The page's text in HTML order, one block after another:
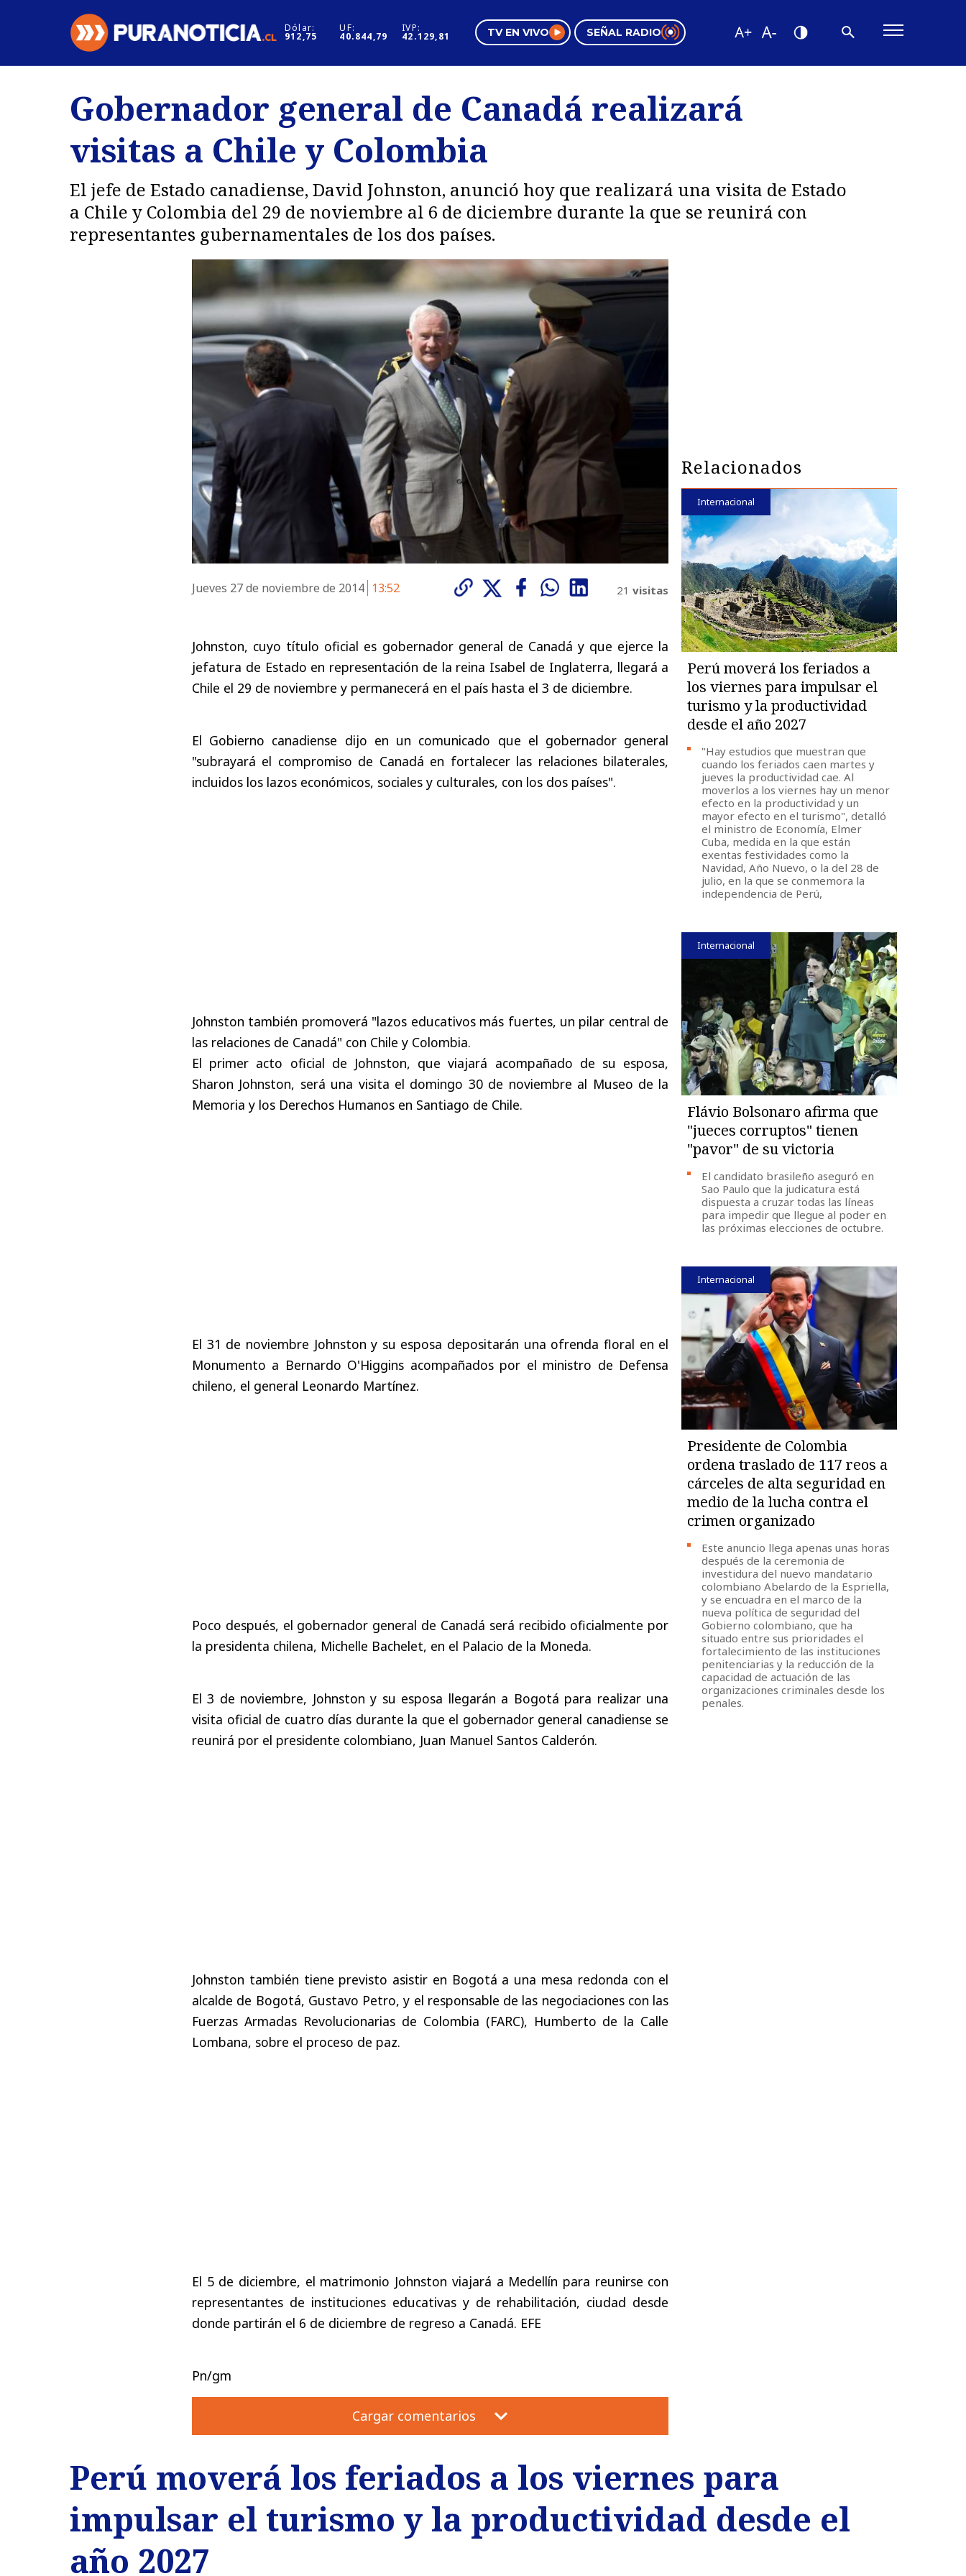
Dólar:
912,75
UF:
40.844,79
IVP:
42.129,81 TV EN VIVO SEÑAL RADIO
Regiones
Deportes
Internacional
Motores
Negocios
Pura Mujer
Tendencias
Gobernador general de Canadá realizará
visitas a Chile y Colombia
El jefe de Estado canadiense, David Johnston, anunció hoy que realizará una visita de Estado
a Chile y Colombia del 29 de noviembre al 6 de diciembre durante la que se reunirá con
representantes gubernamentales de los dos países.
Jueves 27 de noviembre de 2014 13:52 21 visitas
Johnston, cuyo título oficial es gobernador general de Canadá y que ejerce la
jefatura de Estado en representación de la reina Isabel de Inglaterra, llegará a
Chile el 29 de noviembre y permanecerá en el país hasta el 3 de diciembre.
El Gobierno canadiense dijo en un comunicado que el gobernador general
"subrayará el compromiso de Canadá en fortalecer las relaciones bilaterales,
incluidos los lazos económicos, sociales y culturales, con los dos países".
Johnston también promoverá "lazos educativos más fuertes, un pilar central de
las relaciones de Canadá" con Chile y Colombia.
El primer acto oficial de Johnston, que viajará acompañado de su esposa,
Sharon Johnston, será una visita el domingo 30 de noviembre al Museo de la
Memoria y los Derechos Humanos en Santiago de Chile.
El 31 de noviembre Johnston y su esposa depositarán una ofrenda floral en el
Monumento a Bernardo O'Higgins acompañados por el ministro de Defensa
chileno, el general Leonardo Martínez.
Poco después, el gobernador general de Canadá será recibido oficialmente por
la presidenta chilena, Michelle Bachelet, en el Palacio de la Moneda.
El 3 de noviembre, Johnston y su esposa llegarán a Bogotá para realizar una
visita oficial de cuatro días durante la que el gobernador general canadiense se
reunirá por el presidente colombiano, Juan Manuel Santos Calderón.
Johnston también tiene previsto asistir en Bogotá a una mesa redonda con el
alcalde de Bogotá, Gustavo Petro, y el responsable de las negociaciones con las
Fuerzas Armadas Revolucionarias de Colombia (FARC), Humberto de la Calle
Lombana, sobre el proceso de paz.
El 5 de diciembre, el matrimonio Johnston viajará a Medellín para reunirse con
representantes de instituciones educativas y de rehabilitación, ciudad desde
donde partirán el 6 de diciembre de regreso a Canadá. EFE
Pn/gm
Cargar comentarios
Relacionados
Internacional
Perú moverá los feriados a
los viernes para impulsar el
turismo y la productividad
desde el año 2027
"Hay estudios que muestran que
cuando los feriados caen martes y
jueves la productividad cae. Al
moverlos a los viernes hay un menor
efecto en la productividad y un
mayor efecto en el turismo", detalló
el ministro de Economía, Elmer
Cuba, medida en la que están
exentas festividades como la
Navidad, Año Nuevo, o la del 28 de
julio, en la que se conmemora la
independencia de Perú,
Internacional
Flávio Bolsonaro afirma que
"jueces corruptos" tienen
"pavor" de su victoria
El candidato brasileño aseguró en
Sao Paulo que la judicatura está
dispuesta a cruzar todas las líneas
para impedir que llegue al poder en
las próximas elecciones de octubre.
Internacional
Presidente de Colombia
ordena traslado de 117 reos a
cárceles de alta seguridad en
medio de la lucha contra el
crimen organizado
Este anuncio llega apenas unas horas
después de la ceremonia de
investidura del nuevo mandatario
colombiano Abelardo de la Espriella,
y se encuadra en el marco de la
nueva política de seguridad del
Gobierno colombiano, que ha
situado entre sus prioridades el
fortalecimiento de las instituciones
penitenciarias y la reducción de la
capacidad de actuación de las
organizaciones criminales desde los
penales.
Perú moverá los feriados a los viernes para
impulsar el turismo y la productividad desde el
año 2027